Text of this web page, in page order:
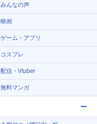
みんなの声
映画
ゲーム・アプリ
コスプレ
配信・Vtuber
無料マンガ